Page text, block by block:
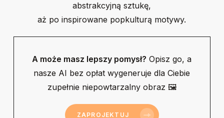
abstrakcyjną sztukę,
aż po inspirowane popkulturą motywy.
A może masz lepszy pomysł? Opisz go, a
nasze AI bez opłat wygeneruje dla Ciebie
zupełnie niepowtarzalny obraz 🖼
ZAPROJEKTUJ